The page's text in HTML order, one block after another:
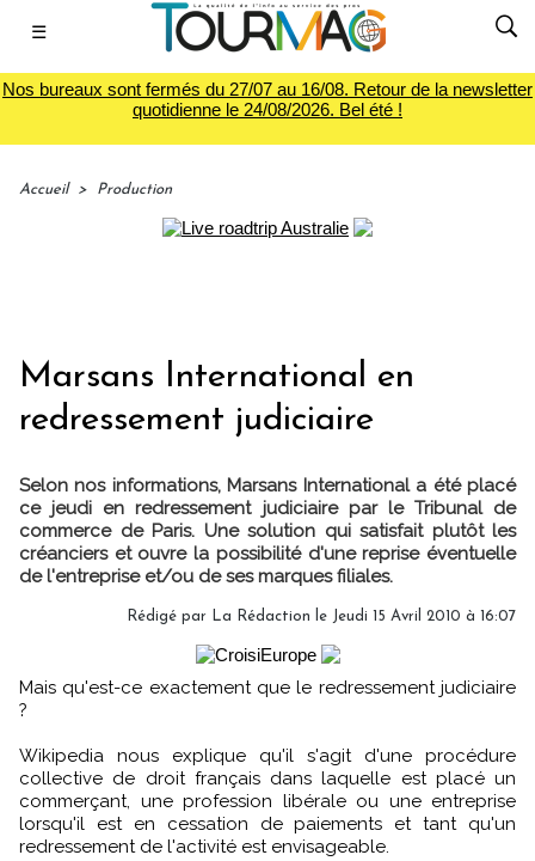
☰
Nos bureaux sont fermés du 27/07 au 16/08. Retour de la newsletter
quotidienne le 24/08/2026. Bel été !
Accueil > Production
Marsans International en
redressement judiciaire
Selon nos informations, Marsans International a été placé
ce jeudi en redressement judiciaire par le Tribunal de
commerce de Paris. Une solution qui satisfait plutôt les
créanciers et ouvre la possibilité d'une reprise éventuelle
de l'entreprise et/ou de ses marques filiales.
Rédigé par La Rédaction le Jeudi 15 Avril 2010 à 16:07
Mais qu'est-ce exactement que le redressement judiciaire
?
Wikipedia nous explique qu'il s'agit d'une procédure
collective de droit français dans laquelle est placé un
commerçant, une profession libérale ou une entreprise
lorsqu'il est en cessation de paiements et tant qu'un
redressement de l'activité est envisageable.